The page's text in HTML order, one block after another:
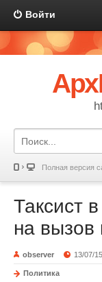
Войти
Полная версия
Таксист
на вызов
observer 13/07/
Политика